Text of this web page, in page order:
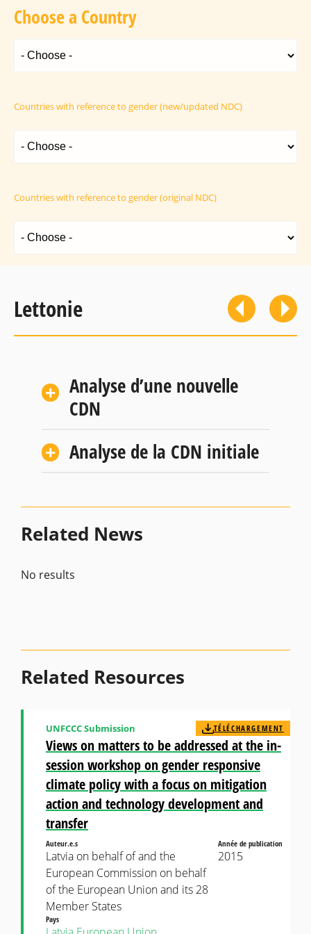
Choose a Country
Countries with reference to gender (new/updated NDC)
Countries with reference to gender (original NDC)
Lettonie
Analyse d’une nouvelle
CDN
Analyse de la CDN initiale
Related News
No results
Related Resources
Views on matters to be addressed at the in-
session workshop on gender responsive
climate policy with a focus on mitigation
action and technology development and
transfer
UNFCCC Submission TÉLÉCHARGEMENT
Auteur.e.s
Latvia on behalf of and the
European Commission on behalf
of the European Union and its 28
Member States
Année de publication
2015
Pays